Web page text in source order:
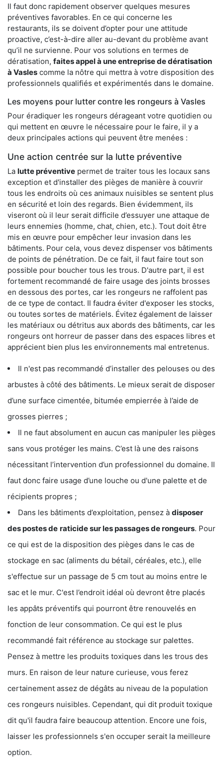
Il faut donc rapidement observer quelques mesures
préventives favorables. En ce qui concerne les
restaurants, ils se doivent d’opter pour une attitude
proactive, c’est-à-dire aller au-devant du problème avant
qu’il ne survienne. Pour vos solutions en termes de
dératisation, faites appel à une entreprise de dératisation
à Vasles comme la nôtre qui mettra à votre disposition des
professionnels qualifiés et expérimentés dans le domaine.
Les moyens pour lutter contre les rongeurs à Vasles
Pour éradiquer les rongeurs dérageant votre quotidien ou
qui mettent en œuvre le nécessaire pour le faire, il y a
deux principales actions qui peuvent être menées :
Une action centrée sur la lutte préventive
La lutte préventive permet de traiter tous les locaux sans
exception et d'installer des pièges de manière à couvrir
tous les endroits où ces animaux nuisibles se sentent plus
en sécurité et loin des regards. Bien évidemment, ils
viseront où il leur serait difficile d’essuyer une attaque de
leurs ennemies (homme, chat, chien, etc.). Tout doit être
mis en œuvre pour empêcher leur invasion dans les
bâtiments. Pour cela, vous devez dispenser vos bâtiments
de points de pénétration. De ce fait, il faut faire tout son
possible pour boucher tous les trous. D'autre part, il est
fortement recommandé de faire usage des joints brosses
en dessous des portes, car les rongeurs ne raffolent pas
de ce type de contact. Il faudra éviter d'exposer les stocks,
ou toutes sortes de matériels. Évitez également de laisser
les matériaux ou détritus aux abords des bâtiments, car les
rongeurs ont horreur de passer dans des espaces libres et
apprécient bien plus les environnements mal entretenus.
Il n'est pas recommandé d’installer des pelouses ou des
arbustes à côté des bâtiments. Le mieux serait de disposer
d’une surface cimentée, bitumée empierrée à l’aide de
grosses pierres ;
Il ne faut absolument en aucun cas manipuler les pièges
sans vous protéger les mains. C’est là une des raisons
nécessitant l’intervention d’un professionnel du domaine. Il
faut donc faire usage d’une louche ou d'une palette et de
récipients propres ;
Dans les bâtiments d’exploitation, pensez à disposer
des postes de raticide sur les passages de rongeurs. Pour
ce qui est de la disposition des pièges dans le cas de
stockage en sac (aliments du bétail, céréales, etc.), elle
s'effectue sur un passage de 5 cm tout au moins entre le
sac et le mur. C'est l’endroit idéal où devront être placés
les appâts préventifs qui pourront être renouvelés en
fonction de leur consommation. Ce qui est le plus
recommandé fait référence au stockage sur palettes.
Pensez à mettre les produits toxiques dans les trous des
murs. En raison de leur nature curieuse, vous ferez
certainement assez de dégâts au niveau de la population
ces rongeurs nuisibles. Cependant, qui dit produit toxique
dit qu'il faudra faire beaucoup attention. Encore une fois,
laisser les professionnels s'en occuper serait la meilleure
option.